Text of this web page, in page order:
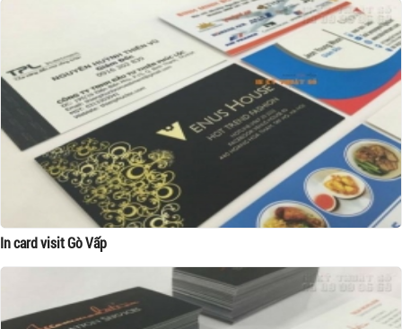
In card visit Gò Vấp